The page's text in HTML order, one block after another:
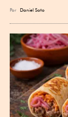
Por Daniel Soto